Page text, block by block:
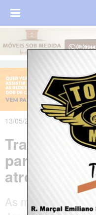
13/05/2025 às 07h06m -
Tragédia:
para
atropeladas
As mulheres foram